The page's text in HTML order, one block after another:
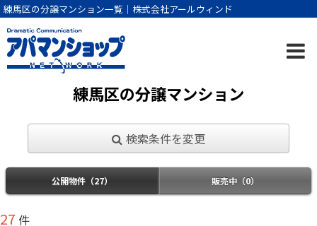
練馬区の分譲マンション一覧｜株式会社アールウィンド
練馬区の分譲マンション
検索条件を変更
公開物件（27） 販売中（0）
27 件